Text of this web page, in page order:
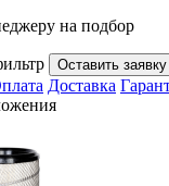
на подбор
Оставить заявку
Доставка